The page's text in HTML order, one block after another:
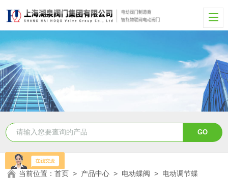
当前位置：首页 > 产品中心 > 电动蝶阀 > 电动调节蝶